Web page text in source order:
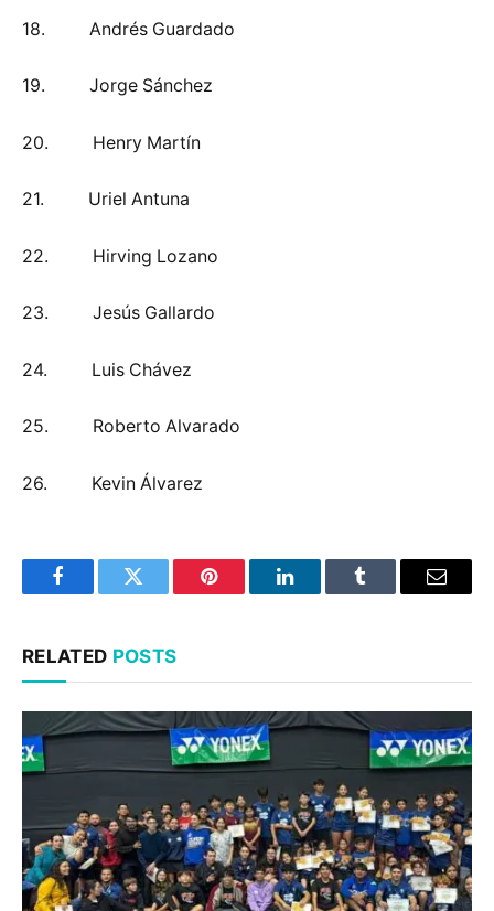
18. Andrés Guardado
19. Jorge Sánchez
20. Henry Martín
21. Uriel Antuna
22. Hirving Lozano
23. Jesús Gallardo
24. Luis Chávez
25. Roberto Alvarado
26. Kevin Álvarez
FacebookTwitter Pinterest LinkedInTumblr Email
RELATED POSTS